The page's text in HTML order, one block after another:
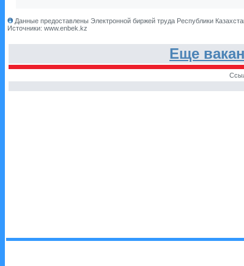
Данные предоставлены Электронной биржей труда Республики
Источники: www.enbek.kz
Еще